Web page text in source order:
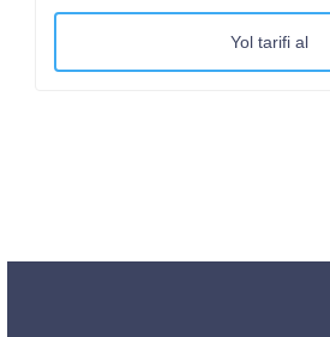
Yol tarifi al